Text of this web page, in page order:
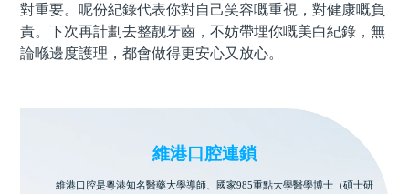
對重要。呢份紀錄代表你對自己笑容嘅重視，對健康嘅負
責。下次再計劃去整靓牙齒，不妨帶埋你嘅美白紀錄，無
論喺邊度護理，都會做得更安心又放心。
維港口腔連鎖
維港口腔是粵港知名醫藥大學導師、國家985重點大學醫學博士（碩士研